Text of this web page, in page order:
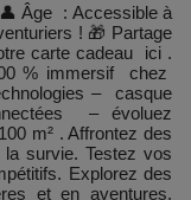
Âge : Accessible à
! 🎁 Partage
carte cadeau ici .
% immersif chez
– casque
– évoluez
m² . Affrontez des
survie. Testez vos
Explorez des
et en aventures.